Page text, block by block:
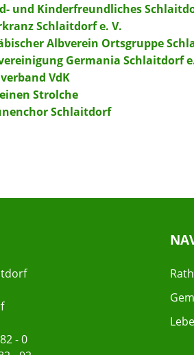
und Kinderfreundliches
Schlaitdorf e. V.
Albverein Ortsgruppe
Germania Schlaitdorf
VdK
Strolche
Schlaitdorf
- 0